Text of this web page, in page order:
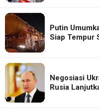
Putin
Siap Tempur
Negosiasi
Rusia